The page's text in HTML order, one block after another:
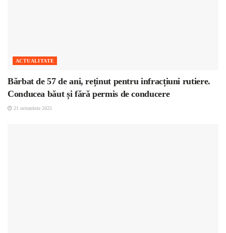
ACTUALITATE
Bărbat de 57 de ani, reținut pentru infracțiuni rutiere.
Conducea băut și fără permis de conducere
21 octombrie 2025